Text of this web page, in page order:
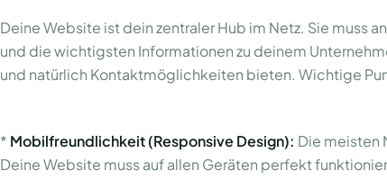
Deine Website ist dein zentraler Hub im Netz. Sie muss
und die wichtigsten Informationen zu deinem
und natürlich Kontaktmöglichkeiten bieten. Wichtige
* Mobilfreundlichkeit (Responsive Design): Die meisten
Deine Website muss auf allen Geräten perfekt